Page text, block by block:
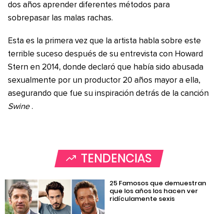
dos años aprender diferentes métodos para
sobrepasar las malas rachas.
Esta es la primera vez que la artista habla sobre este
terrible suceso después de su entrevista con Howard
Stern en 2014, donde declaró que había sido abusada
sexualmente por un productor 20 años mayor a ella,
asegurando que fue su inspiración detrás de la canción
Swine .
TENDENCIAS
25 Famosos que demuestran
que los años los hacen ver
ridículamente sexis